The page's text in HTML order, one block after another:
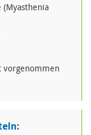
vorgenommen